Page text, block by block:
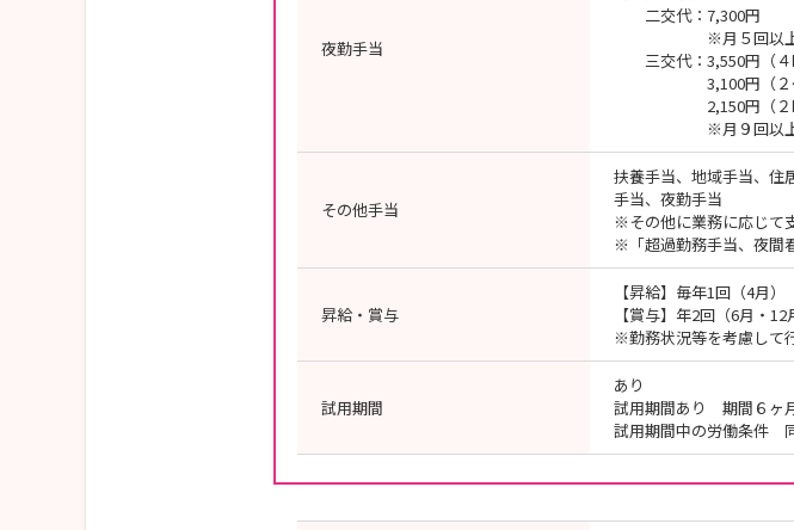
夜勤手当
二交代：7,300円
※月５回以上は
三交代：3,550円（４
3,100円（２～
2,150円（２時
※月９回以上は
その他手当
扶養手当、地域手当、住
手当、夜勤手当
※その他に業務に応じて
※「超過勤務手当、夜間
昇給・賞与
【昇給】毎年1回（4月）
【賞与】年2回（6月・12
※勤務状況等を考慮して
試用期間
あり
試用期間あり 期間６ヶ
試用期間中の労働条件